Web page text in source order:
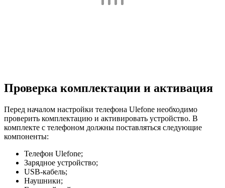
Проверка комплектации и активация
Перед началом настройки телефона Ulefone необходимо
проверить комплектацию и активировать устройство. В
комплекте с телефоном должны поставляться следующие
компоненты:
Телефон Ulefone;
Зарядное устройство;
USB-кабель;
Наушники;